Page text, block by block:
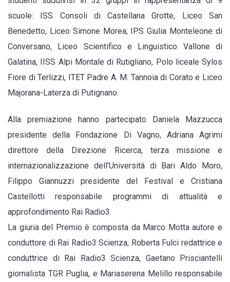
scuole: ISS Consoli di Castellana Grotte, Liceo San
Benedetto, Liceo Simone Morea, IPS Giulia Monteleone di
Conversano, Liceo Scientifico e Linguistico Vallone di
Galatina, IISS Alpi Montale di Rutigliano, Polo liceale Sylos
Fiore di Terlizzi, ITET Padre A. M. Tannoia di Corato e Liceo
Majorana-Laterza di Putignano.
Alla premiazione hanno partecipato Daniela Mazzucca
presidente della Fondazione Di Vagno, Adriana Agrimi
direttore della Direzione Ricerca, terza missione e
internazionalizzazione dell’Università di Bari Aldo Moro,
Filippo Giannuzzi presidente del Festival e Cristiana
Castellotti responsabile programmi di attualità e
approfondimento Rai Radio3.
La giuria del Premio è composta da Marco Motta autore e
conduttore di Rai Radio3 Scienza, Roberta Fulci redattrice e
conduttrice di Rai Radio3 Scienza, Gaetano Prisciantelli
giornalista TGR Puglia, e Mariaserena Melillo responsabile